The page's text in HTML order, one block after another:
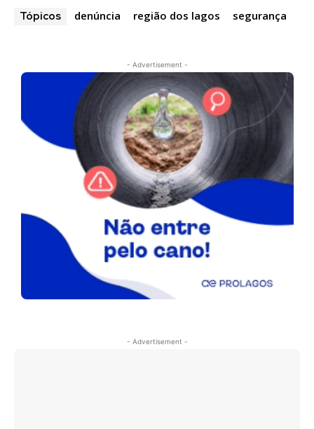
Tópicos denúncia região dos lagos segurança
- Advertisement -
- Advertisement -